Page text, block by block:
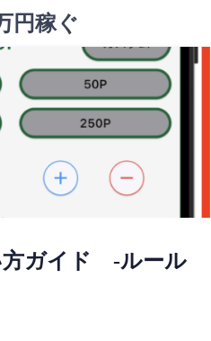
円稼ぐ
ガイド -ルール